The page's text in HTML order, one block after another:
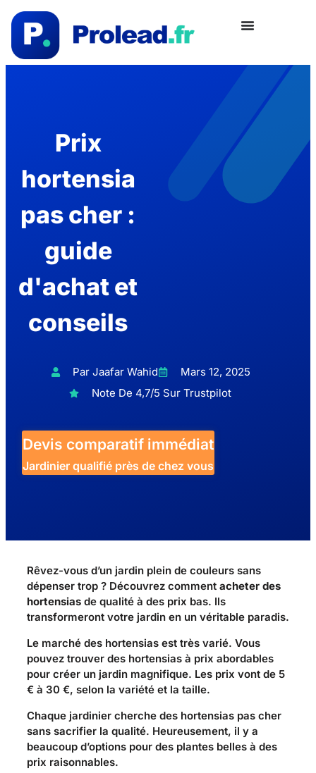
Prix
hortensia
pas cher :
guide
d'achat et
conseils
Par Jaafar Wahid
Mars 12, 2025
Note De 4,7/5 Sur Trustpilot
Devis comparatif immédiat
Jardinier qualifié près de chez vous
Rêvez-vous d’un jardin plein de couleurs sans
dépenser trop ? Découvrez comment acheter des
hortensias de qualité à des prix bas. Ils
transformeront votre jardin en un véritable paradis.
Le marché des hortensias est très varié. Vous
pouvez trouver des hortensias à prix abordables
pour créer un jardin magnifique. Les prix vont de 5
€ à 30 €, selon la variété et la taille.
Chaque jardinier cherche des hortensias pas cher
sans sacrifier la qualité. Heureusement, il y a
beaucoup d’options pour des plantes belles à des
prix raisonnables.